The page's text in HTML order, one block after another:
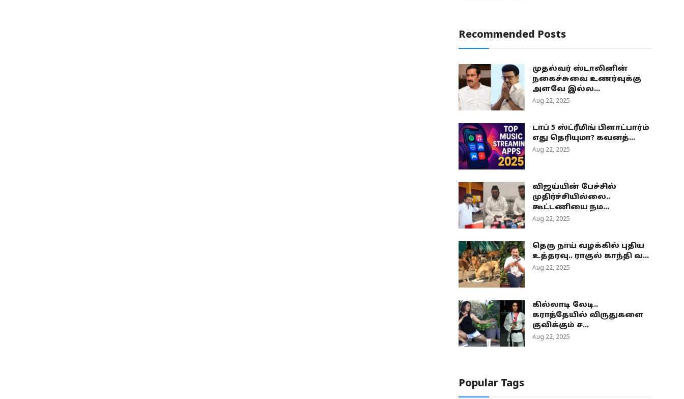
Recommended Posts
முதல்வர் ஸ்டாலினின்
நகைச்சுவை உணர்வுக்கு
அளவே இல்ல...
Aug 22, 2025
டாப் 5 ஸ்ட்ரீமிங் பிளாட்பார்ம்
எது தெரியுமா? கவனத்...
Aug 22, 2025
விஜய்யின் பேச்சில்
முதிர்ச்சியில்லை..
கூட்டணியை நம...
Aug 22, 2025
தெரு நாய் வழக்கில் புதிய
உத்தரவு.. ராகுல் காந்தி வ...
Aug 22, 2025
கில்லாடி லேடி..
கராத்தேயில் விருதுகளை
குவிக்கும் ச...
Aug 22, 2025
Popular Tags